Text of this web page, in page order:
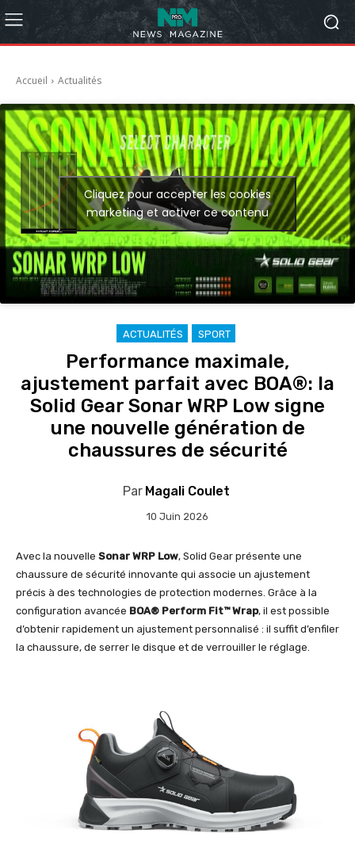
Accueil Actualités
Cliquez pour accepter les cookies
marketing et activer ce contenu
ACTUALITÉS SPORT
Performance maximale,
ajustement parfait avec BOA®: la
Solid Gear Sonar WRP Low signe
une nouvelle génération de
chaussures de sécurité
Par Magali Coulet
10 Juin 2026
Avec la nouvelle Sonar WRP Low, Solid Gear présente une
chaussure de sécurité innovante qui associe un ajustement
précis à des technologies de protection modernes. Grâce à la
configuration avancée BOA® Perform Fit™ Wrap, il est possible
d’obtenir rapidement un ajustement personnalisé : il suffit d’enfiler
la chaussure, de serrer le disque et de verrouiller le réglage.